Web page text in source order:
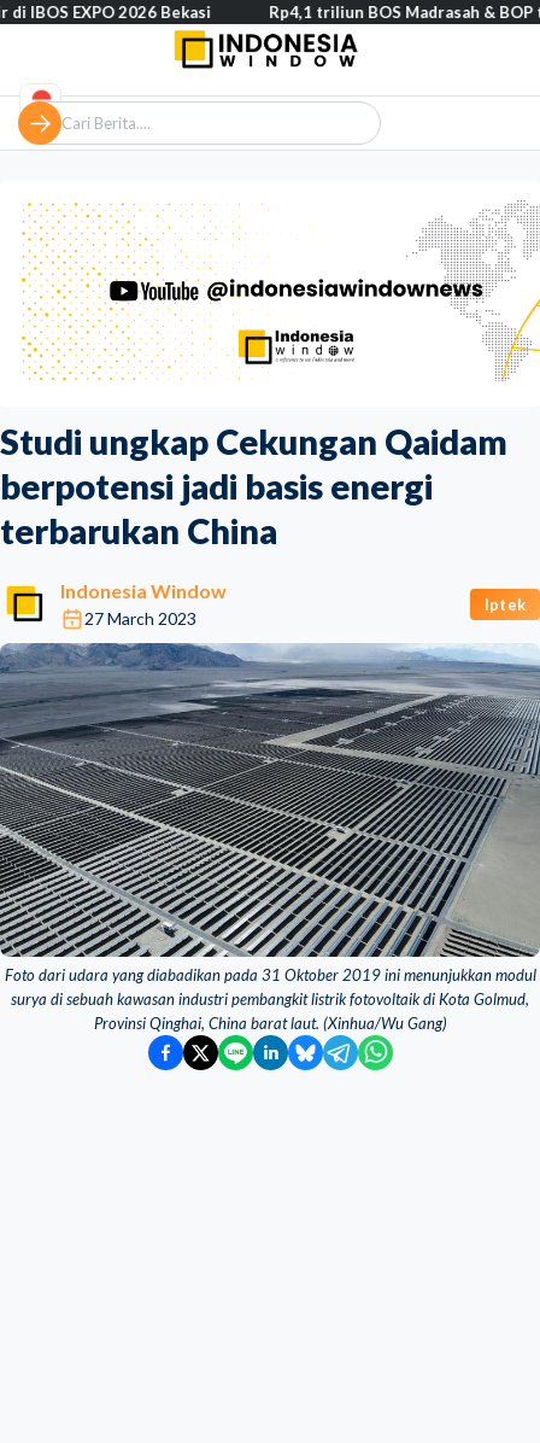
Studi ungkap Cekungan Qaidam
berpotensi jadi basis energi
terbarukan China
Indonesia Window
27 March 2023
Iptek
Foto dari udara yang diabadikan pada 31 Oktober 2019 ini menunjukkan modul
surya di sebuah kawasan industri pembangkit listrik fotovoltaik di Kota Golmud,
Provinsi Qinghai, China barat laut. (Xinhua/Wu Gang)
2026 Bekasi Rp4,1 triliun BOS Madrasah & BOP tahap II